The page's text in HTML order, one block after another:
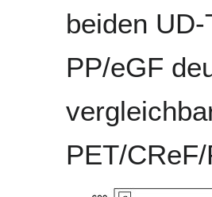
beiden
PP/eGF
PET/CReF/